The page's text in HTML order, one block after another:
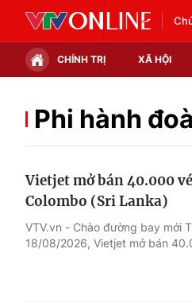
CHÍNH TRỊ XÃ HỘI
Chính trị
Tin tức
Thế giới đó đây
Câu chuyện quốc tế
Phi hành
Vietjet mở bán 40.000
Colombo (Sri Lanka)
VTV.vn - Chào đường bay mới
18/08/2026, Vietjet mở bán